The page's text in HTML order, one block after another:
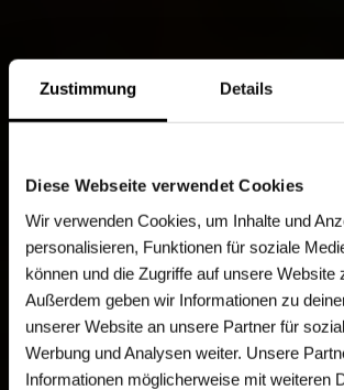
Zustimmung Details
Diese Webseite verwendet Cookies
Wir verwenden Cookies, um Inhalte und
personalisieren, Funktionen für soziale
können und die Zugriffe auf unsere Website
Außerdem geben wir Informationen zu
unserer Website an unsere Partner für
Werbung und Analysen weiter. Unsere
Informationen möglicherweise mit weiteren